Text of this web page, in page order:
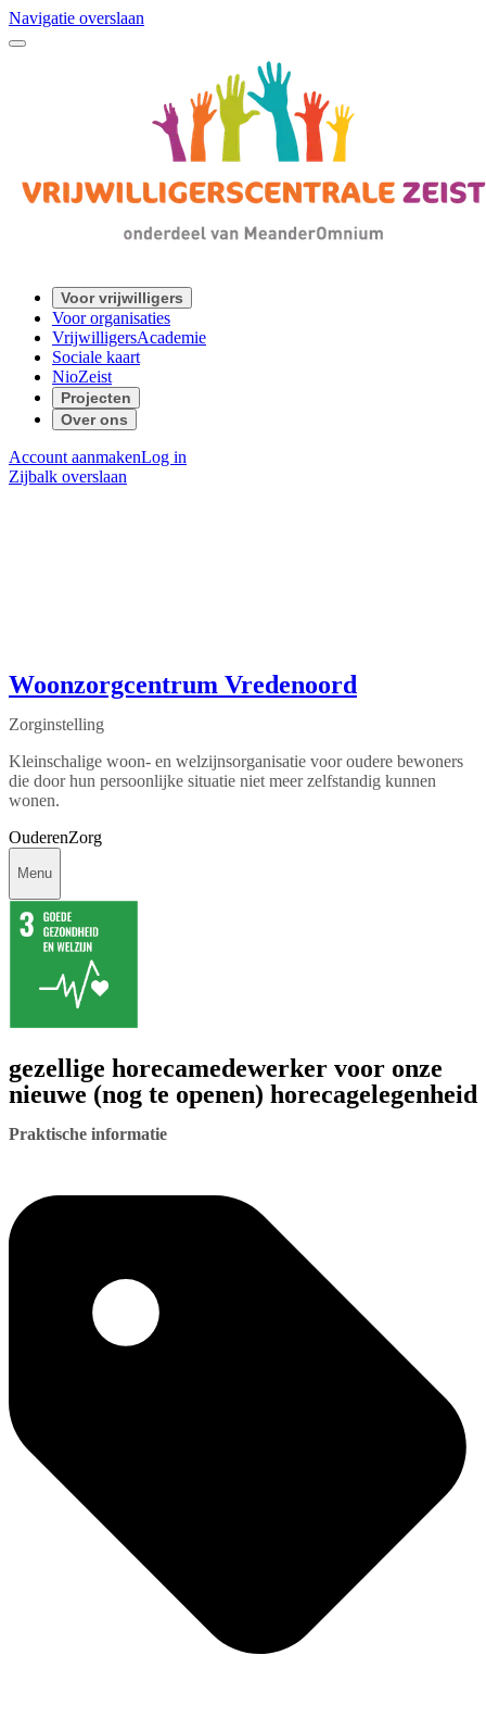
Navigatie overslaan
Voor vrijwilligers
Voor organisaties
VrijwilligersAcademie
Sociale kaart
NioZeist
Projecten
Over ons
Account aanmakenLog in
Zijbalk overslaan
Woonzorgcentrum Vredenoord
Zorginstelling
Kleinschalige woon- en welzijnsorganisatie voor oudere bewoners
die door hun persoonlijke situatie niet meer zelfstandig kunnen
wonen.
OuderenZorg
Menu
gezellige horecamedewerker voor onze
nieuwe (nog te openen) horecagelegenheid
Praktische informatie